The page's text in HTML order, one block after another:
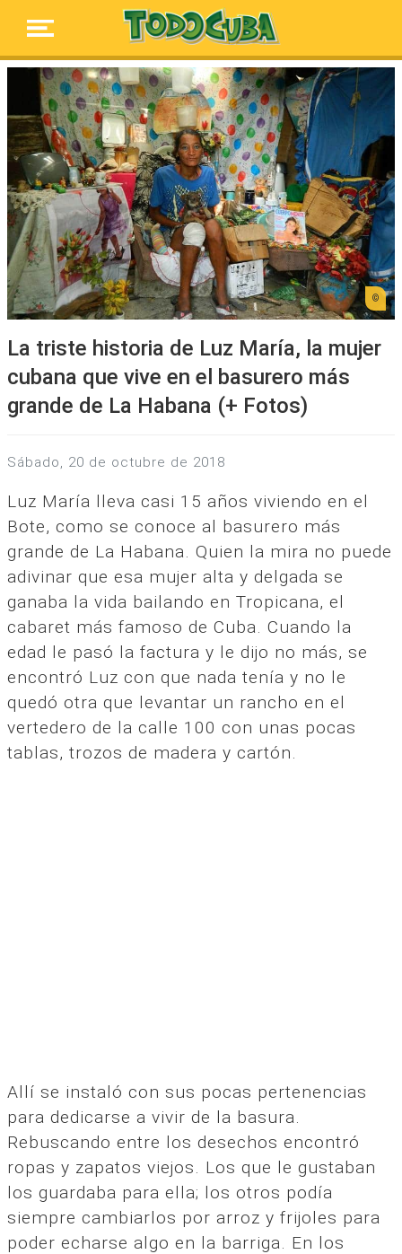
La triste historia de Luz María, la mujer
cubana que vive en el basurero más
grande de La Habana (+ Fotos)
sábado, 20 de octubre de 2018
Luz María lleva casi 15 años viviendo en el
Bote, como se conoce al basurero más
grande de La Habana. Quien la mira no puede
adivinar que esa mujer alta y delgada se
ganaba la vida bailando en Tropicana, el
cabaret más famoso de Cuba. Cuando la
edad le pasó la factura y le dijo no más, se
encontró Luz con que nada tenía y no le
quedó otra que levantar un rancho en el
vertedero de la calle 100 con unas pocas
tablas, trozos de madera y cartón.
Allí se instaló con sus pocas pertenencias
para dedicarse a vivir de la basura.
Rebuscando entre los desechos encontró
ropas y zapatos viejos. Los que le gustaban
los guardaba para ella; los otros podía
siempre cambiarlos por arroz y frijoles para
poder echarse algo en la barriga. En los